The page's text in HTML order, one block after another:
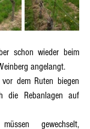
schon wieder beim
angelangt.
dem Ruten biegen
die Rebanlagen auf
gewechselt,